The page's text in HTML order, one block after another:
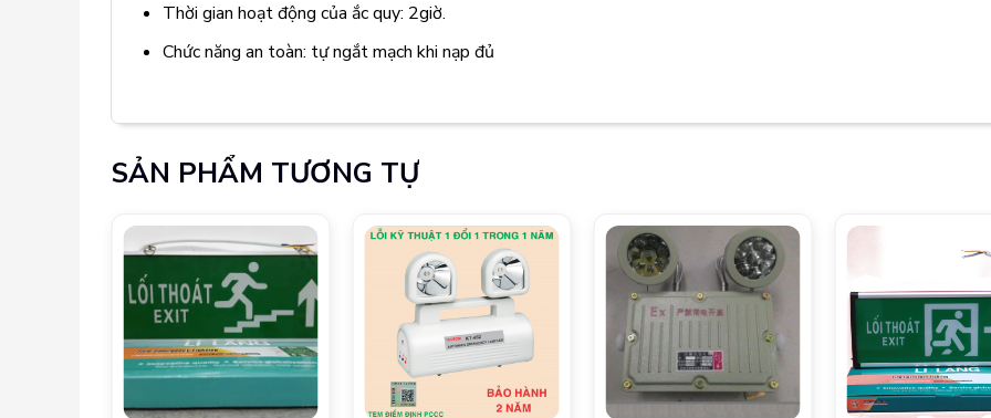
Thời gian hoạt động của ắc quy: 2giờ.
Chức năng an toàn: tự ngắt mạch khi nạp đủ
SẢN PHẨM TƯƠNG TỰ